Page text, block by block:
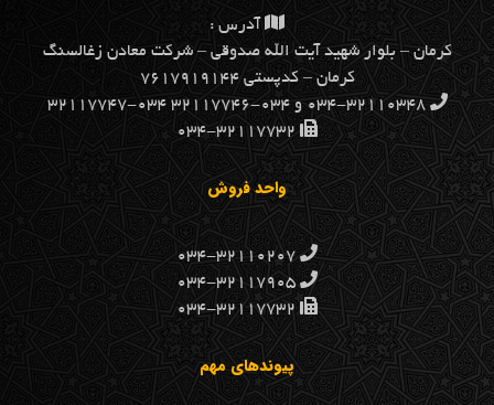
آدرس :
كرمان – بلوار شهيد آيت الله صدوقي – شركت معادن زغالسنگ
كرمان – کدپستی ۷۶۱۷۹۱۹۱۴۴
۰۳۴-۳۲۱۱۰۳۴۸ و ۰۳۴-۳۲۱۱۷۷۴۶ ۰۳۴-۳۲۱۱۷۷۴۷
۰۳۴-۳۲۱۱۷۷۳۲
واحد فروش
۰۳۴-۳۲۱۱۰۲۰۷
۰۳۴-۳۲۱۱۷۹۰۵
۰۳۴-۳۲۱۱۷۷۳۲
پیوندهای مهم